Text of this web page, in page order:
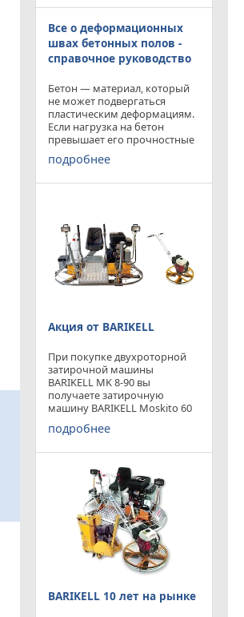
площадью затирки 2540 мм
по цене двухроторной
Все о деформационных
швах бетонных полов -
справочное руководство
Бетон — материал, который
не может подвергаться
пластическим деформациям.
Если нагрузка на бетон
превышает его прочностные
характеристики, то он
попросту растрескивается.
подробнее
Акция от BARIKELL
При покупке двухроторной
затирочной машины
BARIKELL MK 8-90 вы
получаете затирочную
машину BARIKELL Moskito 60
абсолютно бесплатно
подробнее
BARIKELL 10 лет на рынке